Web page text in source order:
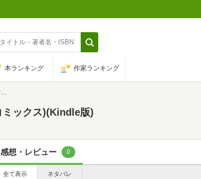
本ランキング 作家ランキング
ミックス)(Kindle版)
感想・レビュー 0
全て表示 ネタバレ